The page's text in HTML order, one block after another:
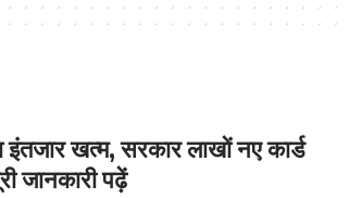
इंतजार खत्म, सरकार लाखों नए कार्ड
जानकारी पढ़ें